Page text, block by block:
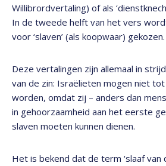
Willibrordvertaling) of als
In de tweede helft van het vers
voor ‘slaven’ (als koopwaar) gekozen.
Deze vertalingen zijn allemaal in
van de zin: Israëlieten mogen niet
worden, omdat zij – anders dan
in gehoorzaamheid aan het eerste
slaven moeten kunnen dienen.
Het is bekend dat de term ‘slaaf van